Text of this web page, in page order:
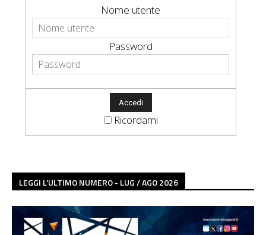
Nome utente
Password
Ricordami
LEGGI L'ULTIMO NUMERO - LUG / AGO 2026